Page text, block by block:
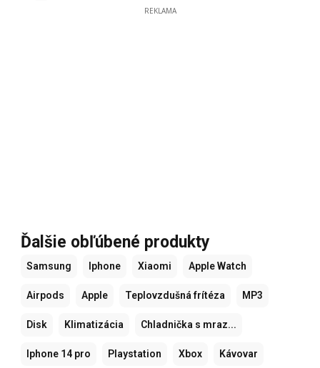
REKLAMA
Ďalšie obľúbené produkty
Samsung Iphone Xiaomi Apple Watch
Airpods Apple Teplovzdušná frítéza MP3
Disk Klimatizácia Chladnička s mraz...
Iphone 14 pro Playstation Xbox Kávovar